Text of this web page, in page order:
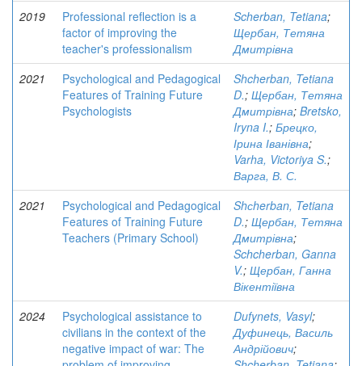
2019
Professional reflection is a
factor of improving the
teacher's professionalism
Scherban, Tetiana;
Щербан, Тетяна
Дмитрівна
2021
Psychological and Pedagogical
Features of Training Future
Psychologists
Shcherban, Tetiana
D.; Щербан, Тетяна
Дмитрівна; Bretsko,
Iryna I.; Брецко,
Ірина Іванівна;
Varha, Victoriya S.;
Варга, В. С.
2021
Psychological and Pedagogical
Features of Training Future
Teachers (Primary School)
Shсherban, Tetiana
D.; Щербан, Тетяна
Дмитрівна;
Schcherban, Ganna
V.; Щербан, Ганна
Вікентіївна
2024
Psychological assistance to
civilians in the context of the
negative impact of war: The
Dufynets, Vasyl;
Дуфинець, Василь
Андрійович;